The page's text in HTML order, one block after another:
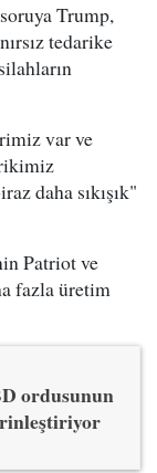
Trump,
tedarike
var ve
daha sıkışık"
Patriot ve
fazla üretim
ordusunun